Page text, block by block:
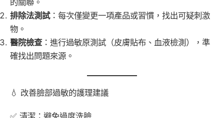
的關聯。
排除法測試：每次僅變更一項產品或習慣，找出可疑刺激
物。
醫院檢查：進行過敏原測試（皮膚貼布、血液檢測），準
確找出問題來源。
💧 改善臉部過敏的護理建議